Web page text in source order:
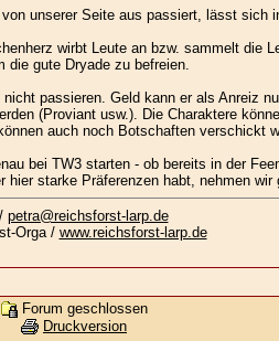
von unserer Seite aus passiert, lässt sich
wirbt Leute an bzw. sammelt die
die gute Dryade zu befreien.
nicht passieren. Geld kann er als Anreiz
(Proviant usw.). Die Charaktere
auch noch Botschaften verschickt
bei TW3 starten - ob bereits in der
hier starke Präferenzen habt, nehmen wir
petra@reichsforst-larp.de
Orga / www.reichsforst-larp.de
Forum geschlossen
Druckversion